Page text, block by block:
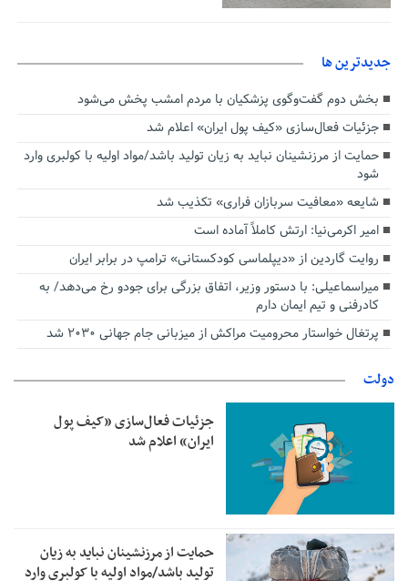
جديدترين ها
بخش دوم گفت‌وگوی پزشکیان با مردم امشب پخش می‌شود
جزئیات فعال‌سازی «کیف پول ایران» اعلام شد
حمایت از مرزنشینان نباید به زیان تولید باشد/مواد اولیه با کولبری وارد
شود
شایعه «معافیت سربازان فراری» تکذیب شد
امیر اکرمی‌نیا: ارتش کاملاً آماده است
روایت گاردین از «دیپلماسی کودکستانی» ترامپ در برابر ایران
میراسماعیلی: با دستور وزیر، اتفاق بزرگی برای جودو رخ می‌دهد/ به
کادرفنی و تیم ایمان دارم
پرتغال خواستار محرومیت مراکش از میزبانی جام جهانی ۲۰۳۰ شد
دولت
جزئیات فعال‌سازی «کیف پول
ایران» اعلام شد
حمایت از مرزنشینان نباید به زیان
تولید باشد/مواد اولیه با کولبری وارد